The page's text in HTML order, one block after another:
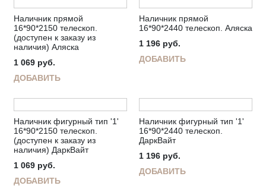
Наличник прямой
16*90*2150 телескоп.
(доступен к заказу из
наличия) Аляска
1 069 руб.
ДОБАВИТЬ
Наличник прямой
16*90*2440 телескоп. Аляска
1 196 руб.
ДОБАВИТЬ
Наличник фигурный тип '1'
16*90*2150 телескоп.
(доступен к заказу из
наличия) ДаркВайт
1 069 руб.
ДОБАВИТЬ
Наличник фигурный тип '1'
16*90*2440 телескоп.
ДаркВайт
1 196 руб.
ДОБАВИТЬ